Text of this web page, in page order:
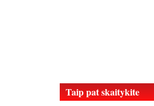
Taip pat skaitykite